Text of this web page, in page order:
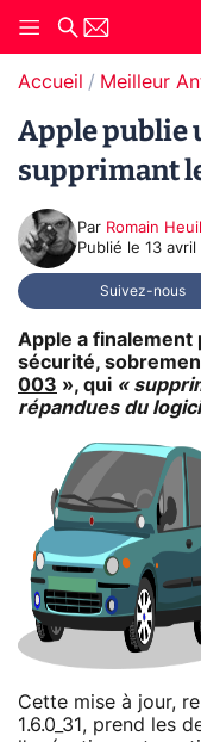
Accueil Meilleur
Apple publie
supprimant
Par Romain
Publié le 13 avril
Suivez-nous
Apple a finalement
sécurité,
003 », qui «
répandues du
Cette mise à jour,
1.6.0_31, prend les